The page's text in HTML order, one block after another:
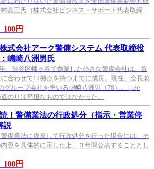
晶三氏（株式会社ビジネス・サポート代表取締
100円
式会社アーク警備システム 代表取締役
嶋崎八洲男氏
、渋谷区幡ヶ谷で創業した小さな警備会社は、首
合わせて14拠点を持つまでに成長。現在、会長兼
グループ会社を率いる嶋崎八洲男（78）。しか
のりは平坦なものではなかった。
！警備業法の行政処分（指示・営業停
説
備業法に違反して行政処分を行った場合には、そ
容を具体的に示した上、３年間公表することとし
100円